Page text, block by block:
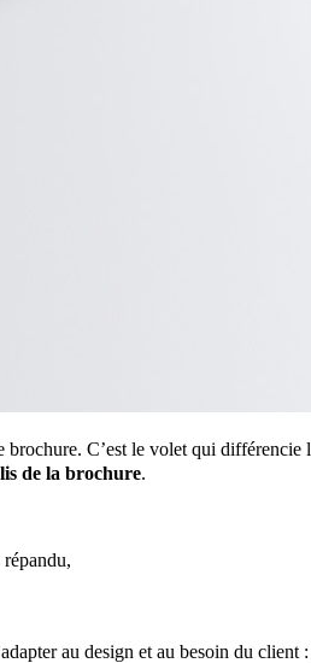
brochure. C’est le volet qui différencie
de la brochure.
au design et au besoin du